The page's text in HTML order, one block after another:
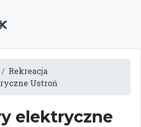
Rekreacja
Ustroń
elektryczne